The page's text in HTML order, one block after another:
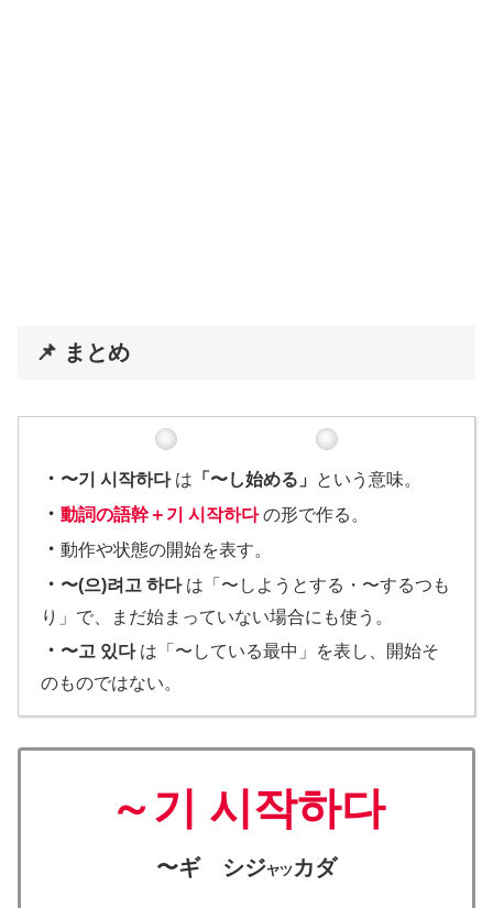
📌 まとめ
・ 〜기 시작하다は 「〜し始める」 という意味。
・ 動詞の語幹＋기 시작하다の形で作る。
・ 動作や状態の開始を表す。
・ 〜(으)려고 하다は「〜しようとする・〜するつも
り」で、まだ始まっていない場合にも使う。
・ 〜고 있다は「〜している最中」を表し、開始そ
のものではない。
～기 시작하다
〜ギ シジヤツカダ